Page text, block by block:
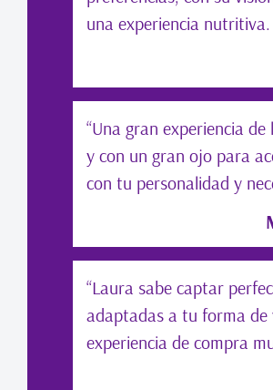
una experiencia
“Una gran experiencia
y con un gran ojo para
con tu personalidad y
“Laura sabe captar
adaptadas a tu forma de
experiencia de compra